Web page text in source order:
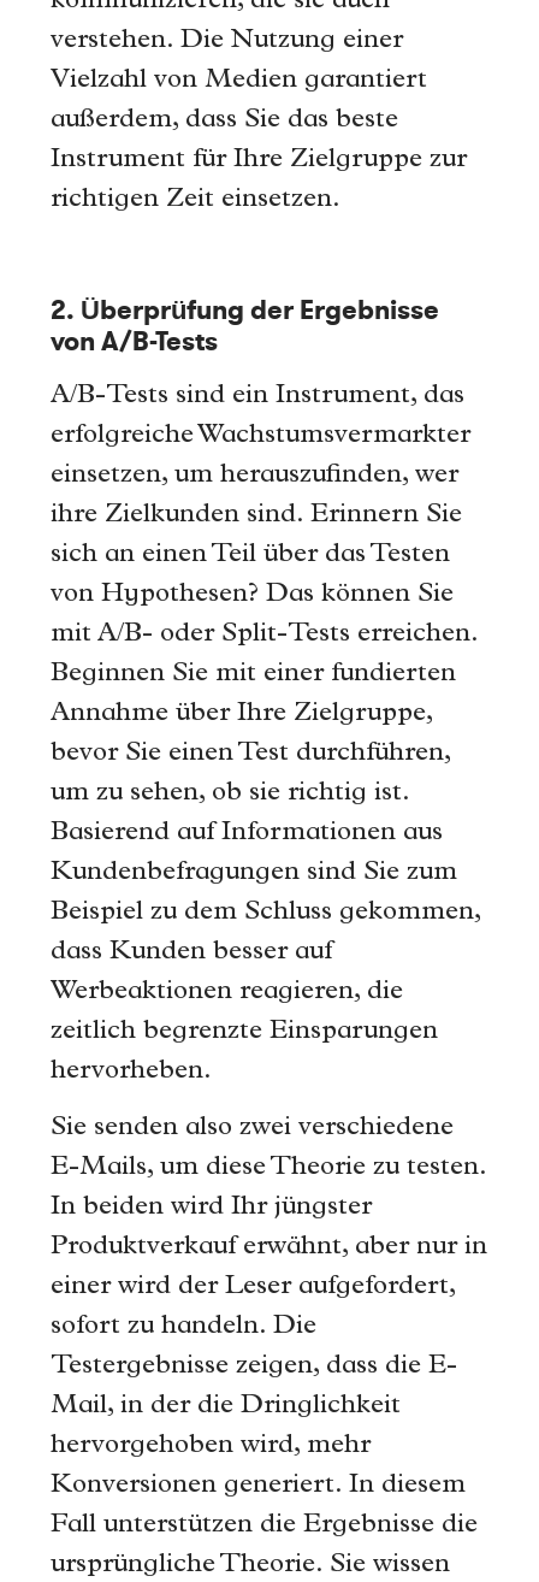
verstehen. Die Nutzung einer
Vielzahl von Medien garantiert
außerdem, dass Sie das beste
Instrument für Ihre Zielgruppe zur
richtigen Zeit einsetzen.
2. Überprüfung der Ergebnisse
von A/B-Tests
A/B-Tests sind ein Instrument, das
erfolgreiche Wachstumsvermarkter
einsetzen, um herauszufinden, wer
ihre Zielkunden sind. Erinnern Sie
sich an einen Teil über das Testen
von Hypothesen? Das können Sie
mit A/B- oder Split-Tests erreichen.
Beginnen Sie mit einer fundierten
Annahme über Ihre Zielgruppe,
bevor Sie einen Test durchführen,
um zu sehen, ob sie richtig ist.
Basierend auf Informationen aus
Kundenbefragungen sind Sie zum
Beispiel zu dem Schluss gekommen,
dass Kunden besser auf
Werbeaktionen reagieren, die
zeitlich begrenzte Einsparungen
hervorheben.
Sie senden also zwei verschiedene
E-Mails, um diese Theorie zu testen.
In beiden wird Ihr jüngster
Produktverkauf erwähnt, aber nur in
einer wird der Leser aufgefordert,
sofort zu handeln. Die
Testergebnisse zeigen, dass die E-
Mail, in der die Dringlichkeit
hervorgehoben wird, mehr
Konversionen generiert. In diesem
Fall unterstützen die Ergebnisse die
ursprüngliche Theorie. Sie wissen